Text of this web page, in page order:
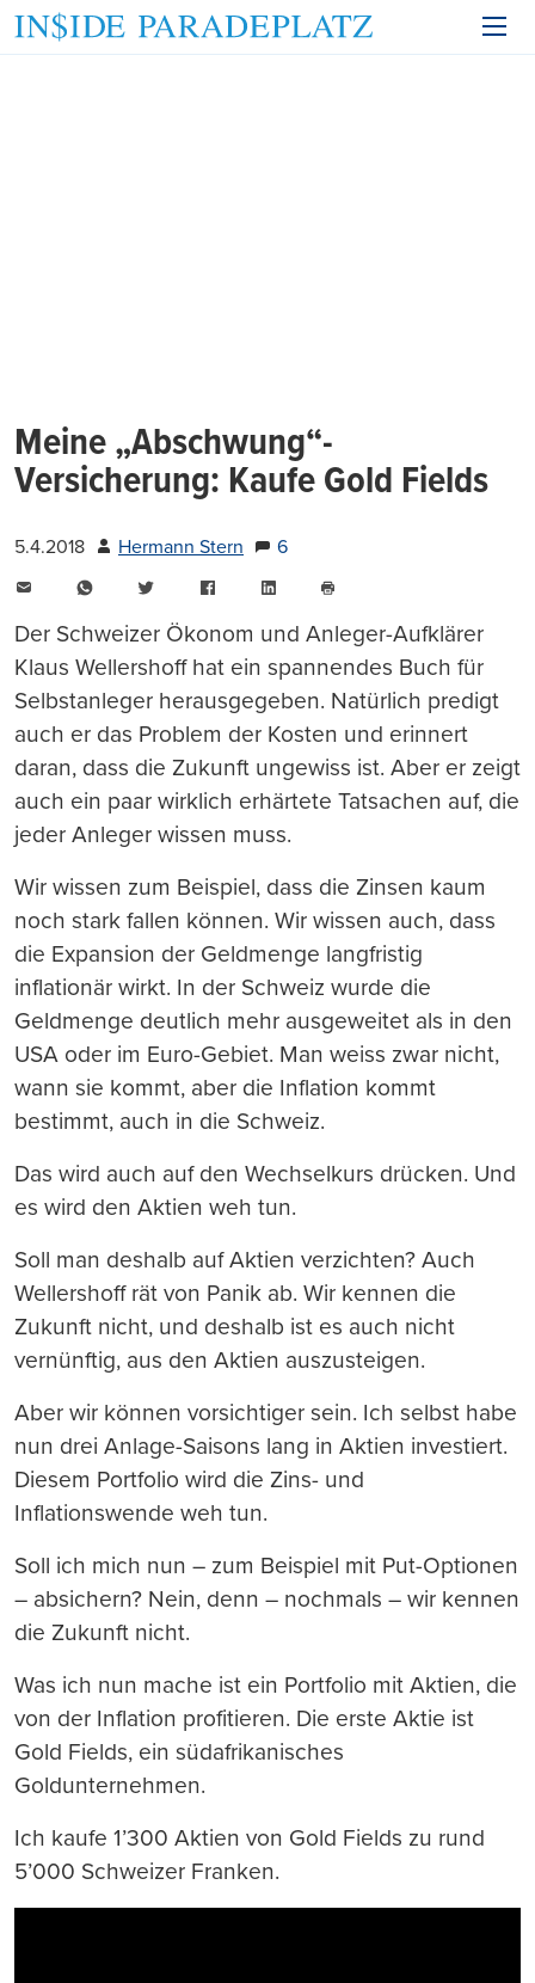
Meine „Abschwung“-
Versicherung: Kaufe Gold Fields
5.4.2018 Hermann Stern
6
WhatsAppTwitter FacebookLinkedIn
drucken
Der Schweizer Ökonom und Anleger-Aufklärer
Klaus Wellershoff hat ein spannendes Buch für
Selbstanleger herausgegeben. Natürlich predigt
auch er das Problem der Kosten und erinnert
daran, dass die Zukunft ungewiss ist. Aber er zeigt
auch ein paar wirklich erhärtete Tatsachen auf, die
jeder Anleger wissen muss.
Wir wissen zum Beispiel, dass die Zinsen kaum
noch stark fallen können. Wir wissen auch, dass
die Expansion der Geldmenge langfristig
inflationär wirkt. In der Schweiz wurde die
Geldmenge deutlich mehr ausgeweitet als in den
USA oder im Euro-Gebiet. Man weiss zwar nicht,
wann sie kommt, aber die Inflation kommt
bestimmt, auch in die Schweiz.
Das wird auch auf den Wechselkurs drücken. Und
es wird den Aktien weh tun.
Soll man deshalb auf Aktien verzichten? Auch
Wellershoff rät von Panik ab. Wir kennen die
Zukunft nicht, und deshalb ist es auch nicht
vernünftig, aus den Aktien auszusteigen.
Aber wir können vorsichtiger sein. Ich selbst habe
nun drei Anlage-Saisons lang in Aktien investiert.
Diesem Portfolio wird die Zins- und
Inflationswende weh tun.
Soll ich mich nun – zum Beispiel mit Put-Optionen
– absichern? Nein, denn – nochmals – wir kennen
die Zukunft nicht.
Was ich nun mache ist ein Portfolio mit Aktien, die
von der Inflation profitieren. Die erste Aktie ist
Gold Fields, ein südafrikanisches
Goldunternehmen.
Ich kaufe 1’300 Aktien von Gold Fields zu rund
5’000 Schweizer Franken.